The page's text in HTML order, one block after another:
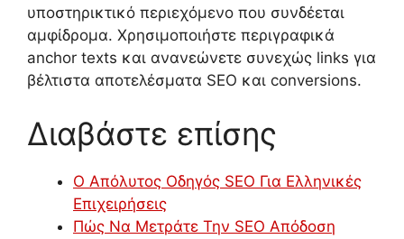
υποστηρικτικό περιεχόμενο που συνδέεται
αμφίδρομα. Χρησιμοποιήστε περιγραφικά
anchor texts και ανανεώνετε συνεχώς links για
βέλτιστα αποτελέσματα SEO και conversions.
Διαβάστε επίσης
Ο Απόλυτος Οδηγός SEO Για Ελληνικές
Επιχειρήσεις
Πώς Να Μετράτε Την SEO Απόδοση